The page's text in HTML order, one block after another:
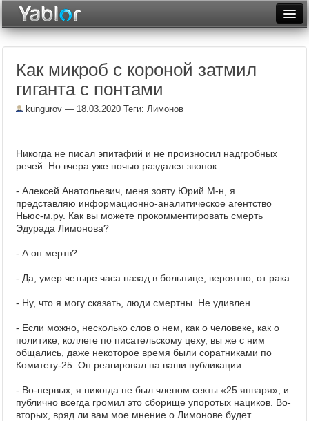
Неделя
Месяц
Архив
Видеотоп
Как микроб с короной затмил
гиганта с понтами
kungurov — 18.03.2020 Теги: Лимонов
Никогда не писал эпитафий и не произносил надгробных
речей. Но вчера уже ночью раздался звонок:
- Алексей Анатольевич, меня зовту Юрий М-н, я
представляю информационно-аналитическое агентство
Ньюс-м.ру. Как вы можете прокомментировать смерть
Эдурада Лимонова?
- А он мертв?
- Да, умер четыре часа назад в больнице, вероятно, от рака.
- Ну, что я могу сказать, люди смертны. Не удивлен.
- Если можно, несколько слов о нем, как о человеке, как о
политике, коллеге по писательскому цеху, вы же с ним
общались, даже некоторое время были соратниками по
Комитету-25. Он реагировал на ваши публикации.
- Во-первых, я никогда не был членом секты «25 января», и
публично всегда громил это сборище упоротых нациков. Во-
вторых, вряд ли вам мое мнение о Лимонове будет